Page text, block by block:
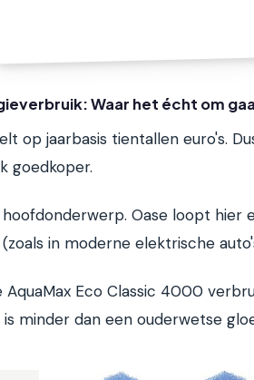
Waar het écht om
op jaarbasis tientallen euro's.
goedkoper.
Oase loopt hier
in moderne elektrische
AquaMax Eco Classic 4000
minder dan een ouderwetse